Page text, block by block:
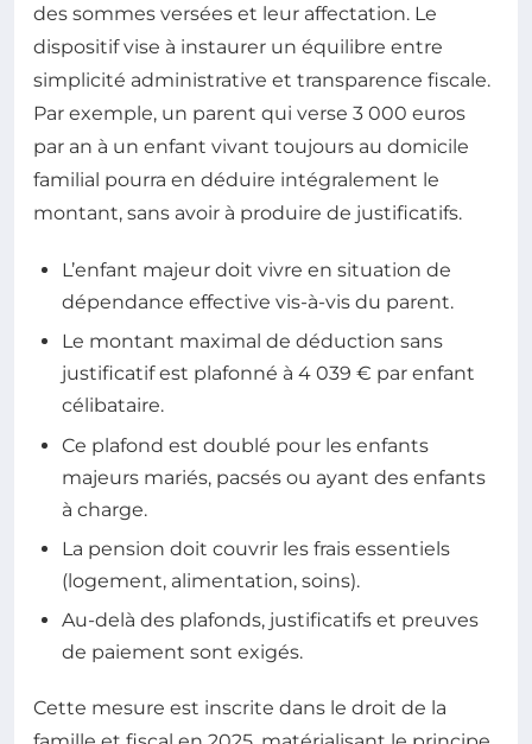
des sommes versées et leur affectation. Le
dispositif vise à instaurer un équilibre entre
simplicité administrative et transparence fiscale.
Par exemple, un parent qui verse 3 000 euros
par an à un enfant vivant toujours au domicile
familial pourra en déduire intégralement le
montant, sans avoir à produire de justificatifs.
L’enfant majeur doit vivre en situation de
dépendance effective vis-à-vis du parent.
Le montant maximal de déduction sans
justificatif est plafonné à 4 039 € par enfant
célibataire.
Ce plafond est doublé pour les enfants
majeurs mariés, pacsés ou ayant des enfants
à charge.
La pension doit couvrir les frais essentiels
(logement, alimentation, soins).
Au-delà des plafonds, justificatifs et preuves
de paiement sont exigés.
Cette mesure est inscrite dans le droit de la